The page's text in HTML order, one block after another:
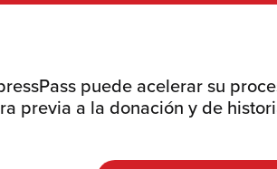
puede acelerar su
previa a la donación y de